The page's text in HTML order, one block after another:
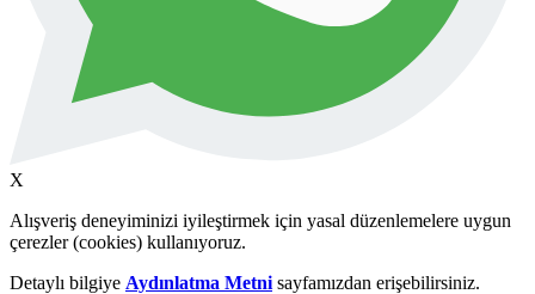
X
Alışveriş deneyiminizi iyileştirmek için yasal düzenlemelere uygun
çerezler (cookies) kullanıyoruz.
Detaylı bilgiye Aydınlatma Metni sayfamızdan erişebilirsiniz.